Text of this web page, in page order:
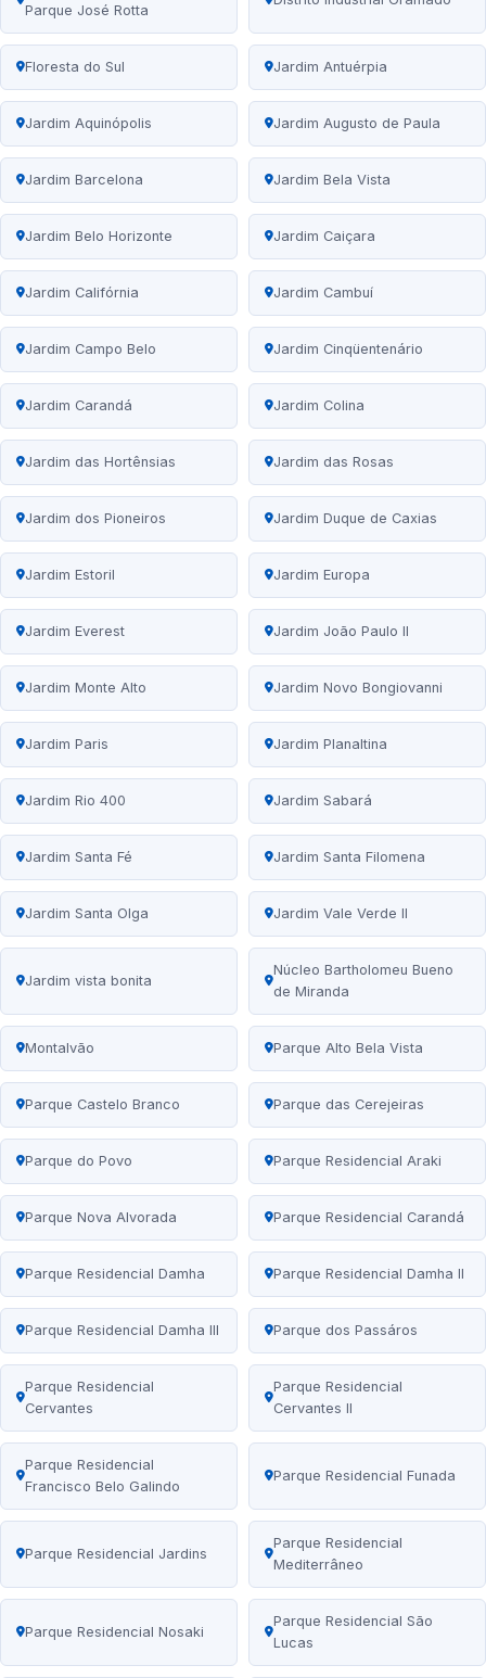
Parque José Rotta
Floresta do Sul Jardim Antuérpia
Jardim Aquinópolis Jardim Augusto de Paula
Jardim Barcelona Jardim Bela Vista
Jardim Belo Horizonte Jardim Caiçara
Jardim Califórnia Jardim Cambuí
Jardim Campo Belo Jardim Cinqüentenário
Jardim Carandá Jardim Colina
Jardim das Hortênsias Jardim das Rosas
Jardim dos Pioneiros Jardim Duque de Caxias
Jardim Estoril Jardim Europa
Jardim Everest Jardim João Paulo II
Jardim Monte Alto Jardim Novo Bongiovanni
Jardim Paris Jardim Planaltina
Jardim Rio 400 Jardim Sabará
Jardim Santa Fé Jardim Santa Filomena
Jardim Santa Olga Jardim Vale Verde II
Jardim vista bonita
Núcleo Bartholomeu Bueno
de Miranda
Montalvão Parque Alto Bela Vista
Parque Castelo Branco Parque das Cerejeiras
Parque do Povo Parque Residencial Araki
Parque Nova Alvorada Parque Residencial Carandá
Parque Residencial Damha Parque Residencial Damha II
Parque Residencial Damha III Parque dos Passáros
Parque Residencial
Cervantes
Parque Residencial
Cervantes II
Parque Residencial
Francisco Belo Galindo
Parque Residencial Funada
Parque Residencial Jardins
Parque Residencial
Mediterrâneo
Parque Residencial Nosaki
Parque Residencial São
Lucas